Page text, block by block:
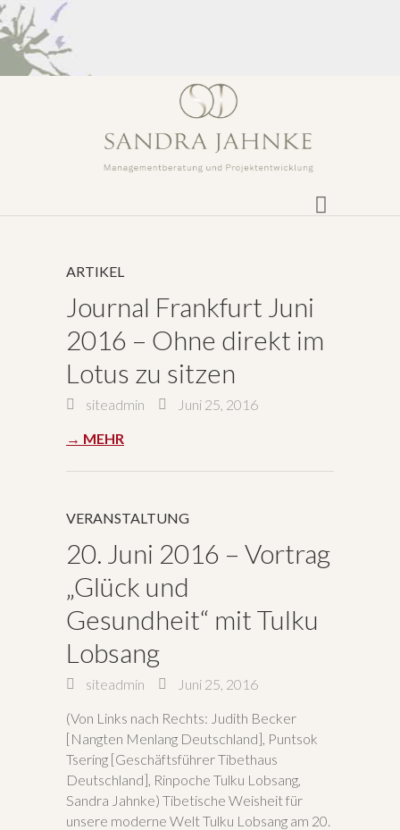
ARTIKEL
Journal Frankfurt Juni
2016 – Ohne direkt im
Lotus zu sitzen
siteadmin
Juni 25, 2016
→ MEHR
VERANSTALTUNG
20. Juni 2016 – Vortrag
„Glück und
Gesundheit“ mit Tulku
Lobsang
siteadmin
Juni 25, 2016
(Von Links nach Rechts: Judith Becker
[Nangten Menlang Deutschland], Puntsok
Tsering [Geschäftsführer Tibethaus
Deutschland], Rinpoche Tulku Lobsang,
Sandra Jahnke) Tibetische Weisheit für
unsere moderne Welt Tulku Lobsang am 20.